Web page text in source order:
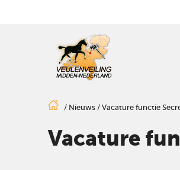
/ Nieuws/ Vacature functie
Vacature